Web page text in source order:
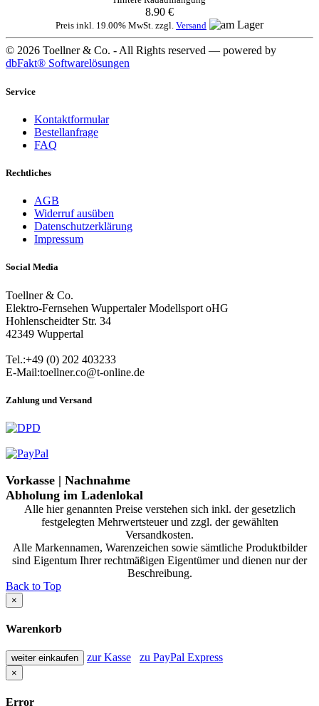
8.90 €
Preis inkl. 19.00% MwSt. zzgl. Versand
© 2026 Toellner & Co. - All Rights reserved — powered by
dbFakt® Softwarelösungen
Service
Kontaktformular
Bestellanfrage
FAQ
Rechtliches
AGB
Widerruf ausüben
Datenschutzerklärung
Impressum
Social Media
Toellner & Co.
Elektro-Fernsehen Wuppertaler Modellsport oHG
Hohlenscheidter Str. 34
42349 Wuppertal
Tel.:+49 (0) 202 403233
E-Mail:toellner.co@t-online.de
Zahlung und Versand
Vorkasse | Nachnahme
Abholung im Ladenlokal
Alle hier genannten Preise verstehen sich inkl. der gesetzlich
festgelegten Mehrwertsteuer und zzgl. der gewählten
Versandkosten.
Alle Markennamen, Warenzeichen sowie sämtliche Produktbilder
sind Eigentum Ihrer rechtmäßigen Eigentümer und dienen nur der
Beschreibung.
Back to Top
×
Warenkorb
weiter einkaufen zur Kasse zu PayPal Express
×
Error